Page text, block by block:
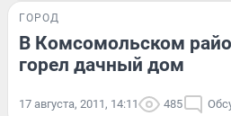
ГОРОД
В Комсомольском
горел дачный дом
17 августа, 2011, 14:11 485